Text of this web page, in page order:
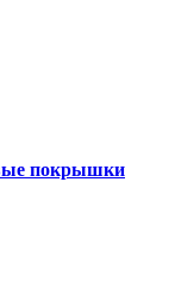
покрышки